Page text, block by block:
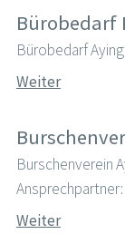
Bürobedarf
Bürobedarf
Weiter
Burschenverein
Weiter